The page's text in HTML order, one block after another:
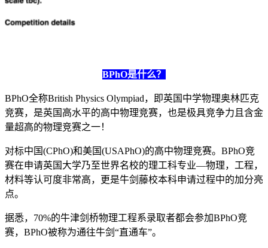
BPhO是什么？
BPhO全称British Physics Olympiad，即英国中学物理奥林匹克
竞赛，是英国高水平的高中物理竞赛，也是极具竞争力且含金
量超高的物理竞赛之一！
对标中国(CPhO)和美国(USAPhO)的高中物理竞赛。BPhO竞
赛在申请英国大学乃至世界名校的理工科专业—物理，工程，
材料等认可度非常高，更是牛剑藤校本科申请过程中的加分亮
点。
据悉，70%的牛津剑桥物理工程系录取者都会参加BPhO竞
赛，BPhO被称为通往牛剑“直通车”。